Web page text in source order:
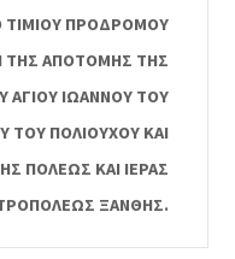
ΤΙΜΙΟΥ ΠΡΟΔΡΟΜΟΥ
ΤΗΣ ΑΠΟΤΟΜΗΣ ΤΗΣ
ΑΓΙΟΥ ΙΩΑΝΝΟΥ ΤΟΥ
ΤΟΥ ΠΟΛΙΟΥΧΟΥ ΚΑΙ
ΠΟΛΕΩΣ ΚΑΙ ΙΕΡΑΣ
ΞΑΝΘΗΣ.